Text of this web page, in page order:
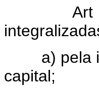
Art
a) pela
capital;